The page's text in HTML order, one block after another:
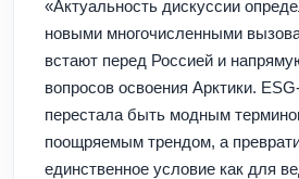
«Актуальность дискуссии
новыми многочисленными
встают перед Россией и
вопросов освоения Арктики.
перестала быть модным
поощряемым трендом, а
единственное условие как для